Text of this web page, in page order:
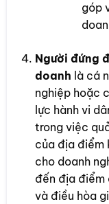
góp
Người đứng
doanh là cá
nghiệp hoặc
lực hành vi
trong việc
của địa điểm
cho doanh
đến địa điểm
và điều hòa